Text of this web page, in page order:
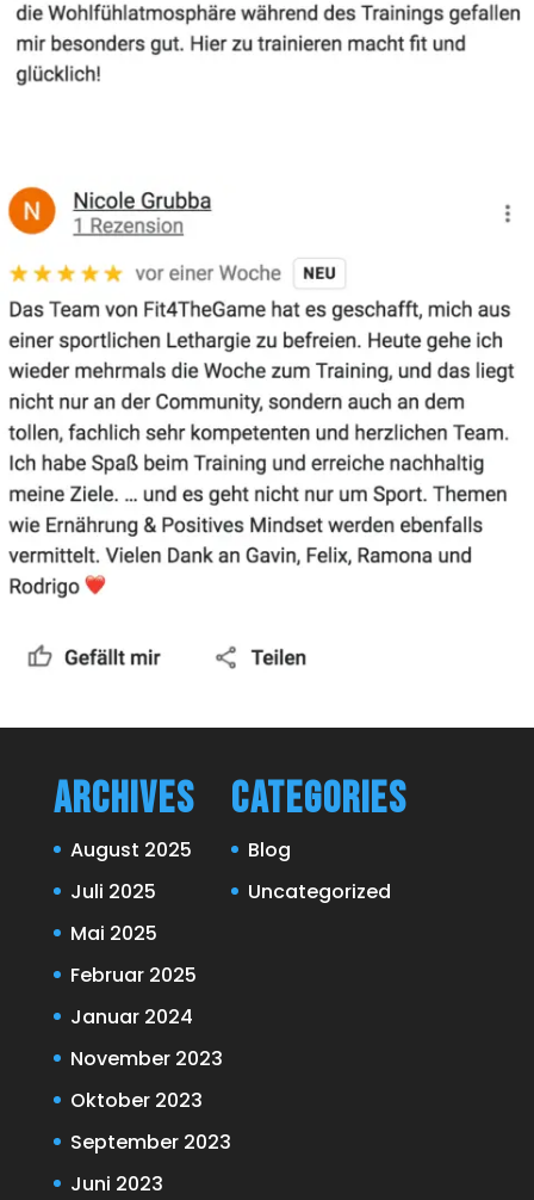
Archives
August 2025
Juli 2025
Mai 2025
Februar 2025
Januar 2024
November 2023
Oktober 2023
September 2023
Juni 2023
Categories
Blog
Uncategorized